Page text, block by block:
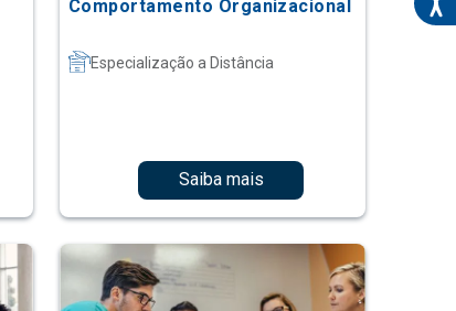
Comportamento Organizacional
Especialização a Distância
Saiba mais